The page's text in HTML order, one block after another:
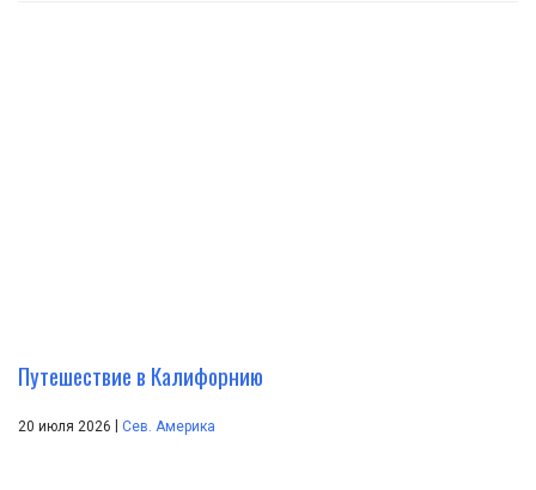
Путешествие в Калифорнию
20 июля 2026 | Сев. Америка